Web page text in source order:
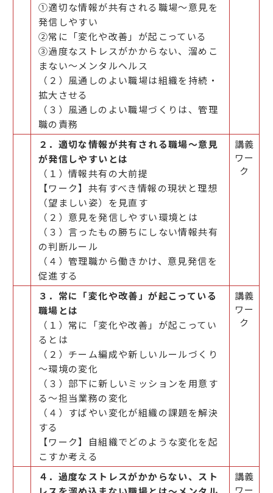
①適切な情報が共有される職場～意見を
発信しやすい
②常に「変化や改善」が起こっている
③過度なストレスがかからない、溜めこ
まない～メンタルヘルス
（２）風通しのよい職場は組織を持続・
拡大させる
（３）風通しのよい職場づくりは、管理
職の責務
２．適切な情報が共有される職場～意見
が発信しやすいとは
（１）情報共有の大前提
【ワーク】共有すべき情報の現状と理想
（望ましい姿）を見直す
（２）意見を発信しやすい環境とは
（３）言ったもの勝ちにしない情報共有
の判断ルール
（４）管理職から働きかけ、意見発信を
促進する
講義
ワー
ク
３．常に「変化や改善」が起こっている
職場とは
（１）常に「変化や改善」が起こってい
るとは
（２）チーム編成や新しいルールづくり
～環境の変化
（３）部下に新しいミッションを用意す
る～担当業務の変化
（４）すばやい変化が組織の課題を解決
する
【ワーク】自組織でどのような変化を起
こすか考える
講義
ワー
ク
４．過度なストレスがかからない、スト
講義
ワー